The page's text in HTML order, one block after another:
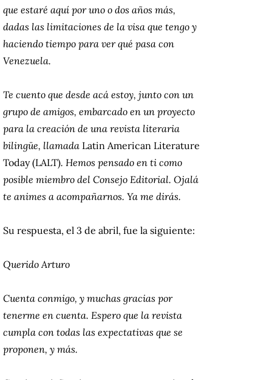
que estaré aquí por uno o dos años más,
dadas las limitaciones de la visa que tengo y
haciendo tiempo para ver qué pasa con
Venezuela.
Te cuento que desde acá estoy, junto con un
grupo de amigos, embarcado en un proyecto
para la creación de una revista literaria
bilingüe, llamada Latin American Literature
Today(LALT). Hemos pensado en ti como
posible miembro del Consejo Editorial. Ojalá
te animes a acompañarnos. Ya me dirás.
Su respuesta, el 3 de abril, fue la siguiente:
Querido Arturo
Cuenta conmigo, y muchas gracias por
tenerme en cuenta. Espero que la revista
cumpla con todas las expectativas que se
proponen, y más.